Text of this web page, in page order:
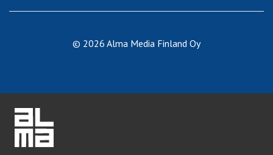
© 2026 Alma Media Finland Oy